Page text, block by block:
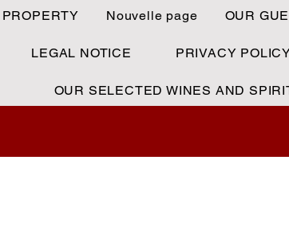
Nouvelle page OUR
LEGAL NOTICE PRIVACY
OUR SELECTED WINES AND